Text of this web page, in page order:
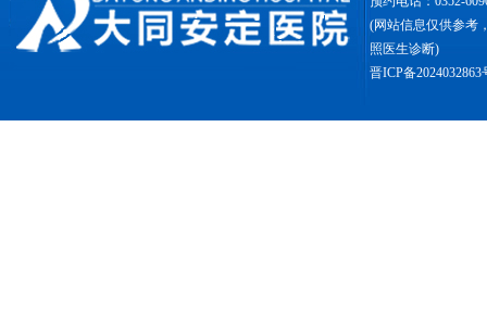
(网站信息仅供参考
照医生诊断)
晋ICP备2024032863